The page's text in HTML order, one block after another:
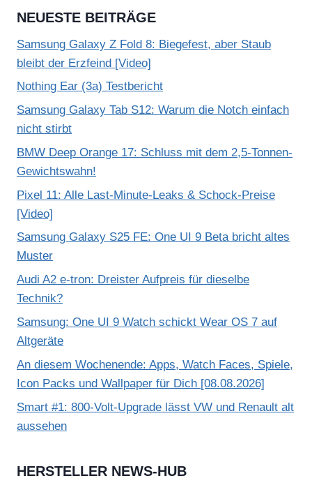
NEUESTE BEITRÄGE
Samsung Galaxy Z Fold 8: Biegefest, aber Staub
bleibt der Erzfeind [Video]
Nothing Ear (3a) Testbericht
Samsung Galaxy Tab S12: Warum die Notch einfach
nicht stirbt
BMW Deep Orange 17: Schluss mit dem 2,5-Tonnen-
Gewichtswahn!
Pixel 11: Alle Last-Minute-Leaks & Schock-Preise
[Video]
Samsung Galaxy S25 FE: One UI 9 Beta bricht altes
Muster
Audi A2 e-tron: Dreister Aufpreis für dieselbe
Technik?
Samsung: One UI 9 Watch schickt Wear OS 7 auf
Altgeräte
An diesem Wochenende: Apps, Watch Faces, Spiele,
Icon Packs und Wallpaper für Dich [08.08.2026]
Smart #1: 800-Volt-Upgrade lässt VW und Renault alt
aussehen
HERSTELLER NEWS-HUB